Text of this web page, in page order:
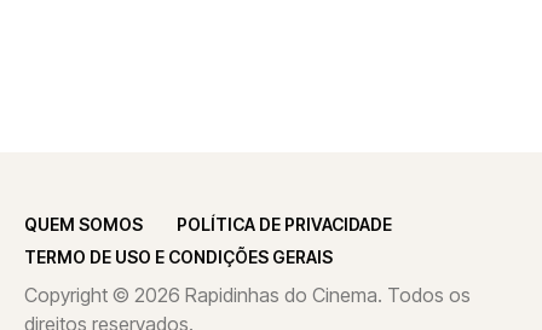
QUEM SOMOS
POLÍTICA DE PRIVACIDADE
TERMO DE USO E CONDIÇÕES GERAIS
Copyright © 2026 Rapidinhas do Cinema. Todos os
direitos reservados.